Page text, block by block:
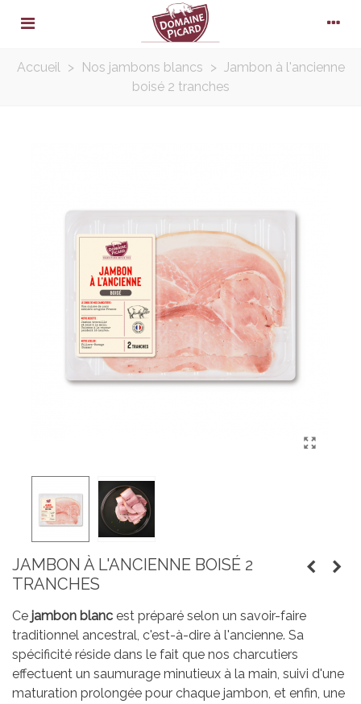
Accueil > Nos jambons blancs > Jambon à l'ancienne
boisé 2 tranches
JAMBON À L'ANCIENNE BOISÉ 2
TRANCHES
Ce jambon blanc est préparé selon un savoir-faire
traditionnel ancestral, c'est-à-dire à l'ancienne. Sa
spécificité réside dans le fait que nos charcutiers
effectuent un saumurage minutieux à la main, suivi d'une
maturation prolongée pour chaque jambon, et enfin, une